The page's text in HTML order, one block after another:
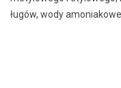
ługów, wody